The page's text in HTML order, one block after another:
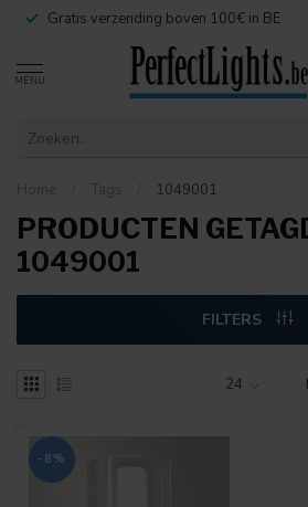
Gratis verzending boven 100€ in BE
MENU
Home Tags 1049001
PRODUCTEN
1049001
FILTERS
-8%